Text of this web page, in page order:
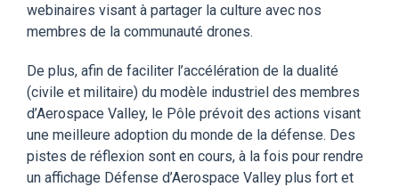
webinaires visant à partager la culture avec nos
membres de la communauté drones.
De plus, afin de faciliter l’accélération de la dualité
(civile et militaire) du modèle industriel des membres
d’Aerospace Valley, le Pôle prévoit des actions visant
une meilleure adoption du monde de la défense. Des
pistes de réflexion sont en cours, à la fois pour rendre
un affichage Défense d’Aerospace Valley plus fort et